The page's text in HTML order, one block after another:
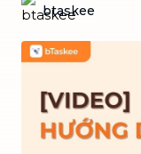
btaskee